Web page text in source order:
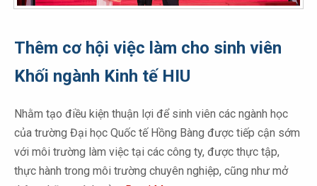
Thêm cơ hội việc làm cho sinh viên
Khối ngành Kinh tế HIU
Nhằm tạo điều kiện thuận lợi để sinh viên các ngành học
của trường Đại học Quốc tế Hồng Bàng được tiếp cận sớm
với môi trường làm việc tại các công ty, được thực tập,
thực hành trong môi trường chuyên nghiệp, cũng như mở